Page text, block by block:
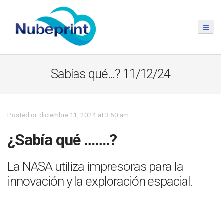
Sabías qué…? 11/12/24
Posted on diciembre 11, 2024 at 3:50 am
¿Sabía qué …….?
La NASA utiliza impresoras para la
innovación y la exploración espacial.